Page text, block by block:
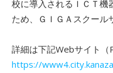
校に導入されるＩＣＴ機
ため、ＧＩＧＡスクール
詳細は下記Webサイト（
https://